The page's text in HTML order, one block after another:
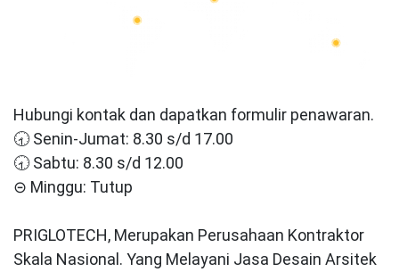
Hubungi kontak dan dapatkan formulir penawaran.
🕣 Senin-Jumat: 8.30 s/d 17.00
🕣 Sabtu: 8.30 s/d 12.00
⊝ Minggu: Tutup
PRIGLOTECH, Merupakan Perusahaan Kontraktor
Skala Nasional. Yang Melayani Jasa Desain Arsitek